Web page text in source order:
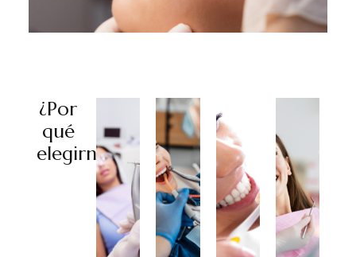
¿Por
qué
elegirnos?